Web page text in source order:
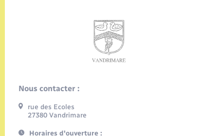
Nous contacter :
rue des Ecoles
27380 Vandrimare
Horaires d'ouverture :